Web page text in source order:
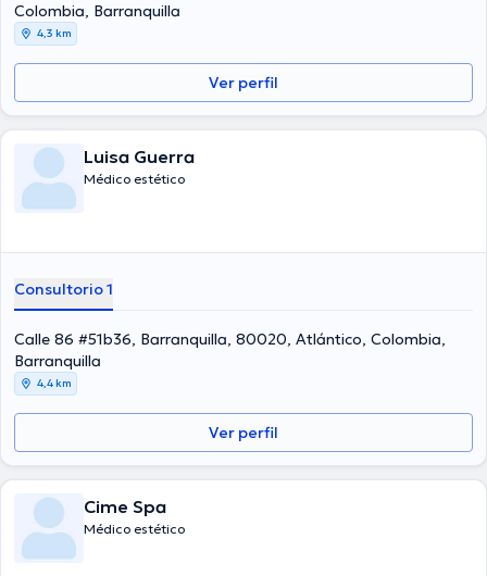
Colombia, Barranquilla
4,3 km
Ver perfil
Luisa Guerra
Médico estético
Consultorio 1
Calle 86 #51b36, Barranquilla, 80020, Atlántico, Colombia,
Barranquilla
4,4 km
Ver perfil
Cime Spa
Médico estético